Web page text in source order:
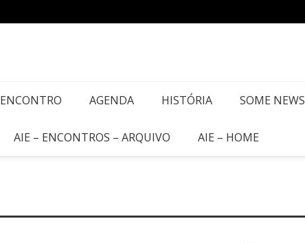
ENCONTRO AGENDA HISTÓRIA SOME NEWS
AIE – ENCONTROS – ARQUIVO AIE – HOME